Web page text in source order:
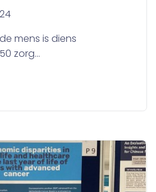
mens is diens
zorg...